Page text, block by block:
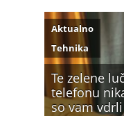
Te zelene
telefonu
so vam
Aktualno
Tehnika